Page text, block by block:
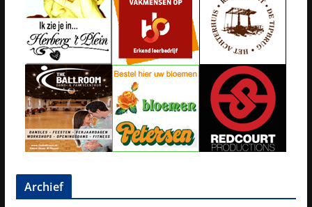
Archief